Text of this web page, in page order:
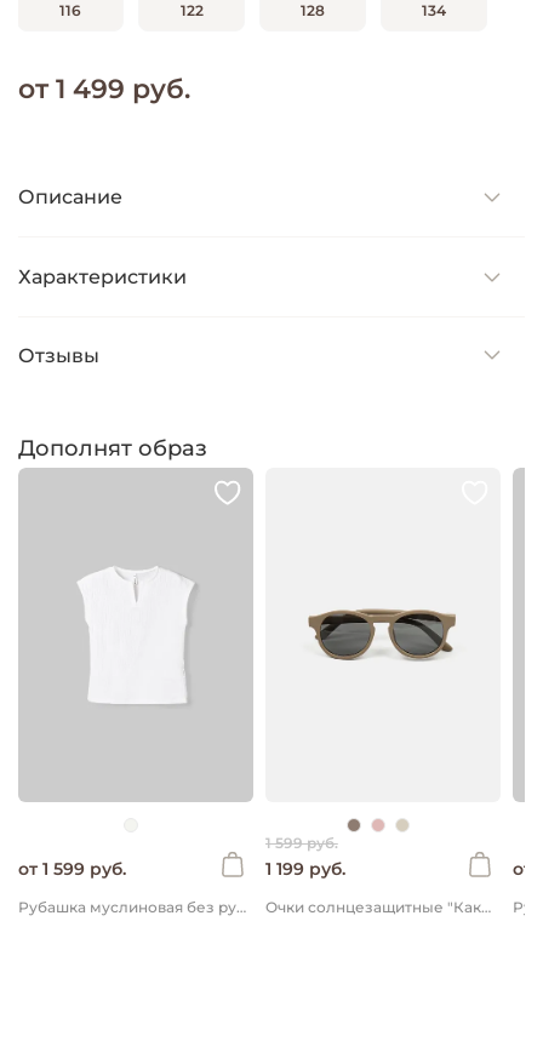
116 122 128 134
от 1 499 руб.
Описание
Характеристики
Отзывы
Дополнят образ
от 1 599 руб.
Рубашка муслиновая без рукавов "Молоко"
1 599 руб.
1 199 руб.
Очки солнцезащитные "Какао"
от